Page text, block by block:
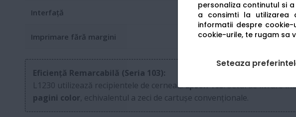
personaliza continutul si
a consimti la utilizarea
informatii despre
cookie-urile, te rugam sa
Seteaza
Interfață USB
Imprimare fără margini Da
Eficiență Remarcabilă (Seria 103):
L1230 utilizează recipientele de cernealăEpson 103. Setul de livrare
pagini color, echivalentul a zeci de cartușe convenționale.